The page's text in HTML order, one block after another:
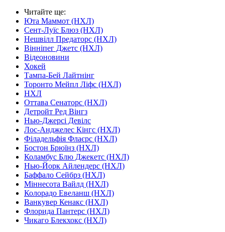
Читайте ще:
Юта Маммот (НХЛ)
Сент-Луїс Блюз (НХЛ)
Нешвілл Предаторс (НХЛ)
Вінніпег Джетс (НХЛ)
Відеоновини
Хокей
Тампа-Бей Лайтнінг
Торонто Мейпл Ліфс (НХЛ)
НХЛ
Оттава Сенаторс (НХЛ)
Детройт Ред Вінгз
Нью-Джерсі Девілс
Лос-Анджелес Кінгс (НХЛ)
Філадельфія Флаєрс (НХЛ)
Бостон Брюїнз (НХЛ)
Коламбус Блю Джекетс (НХЛ)
Нью-Йорк Айлендерс (НХЛ)
Баффало Сейбрз (НХЛ)
Міннесота Вайлд (НХЛ)
Колорадо Евеланш (НХЛ)
Ванкувер Кенакс (НХЛ)
Флорида Пантерс (НХЛ)
Чикаго Блекхокс (НХЛ)